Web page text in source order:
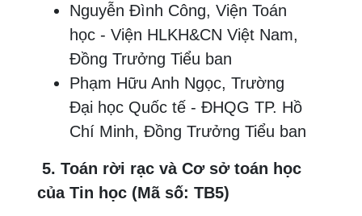
Nguyễn Đình Công, Viện Toán
học - Viện HLKH&CN Việt Nam,
Đồng Trưởng Tiểu ban
Phạm Hữu Anh Ngọc, Trường
Đại học Quốc tế - ĐHQG TP. Hồ
Chí Minh, Đồng Trưởng Tiểu ban
5. Toán rời rạc và Cơ sở toán học
của Tin học (Mã số: TB5)